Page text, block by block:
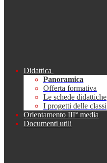
Didattica
Panoramica
Offerta formativa
Le schede didattiche
I progetti delle classi
Orientamento III° media
Documenti utili